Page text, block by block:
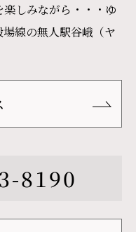
しみながら・・・ゆ
線の無人駅谷峨（ヤ
8190